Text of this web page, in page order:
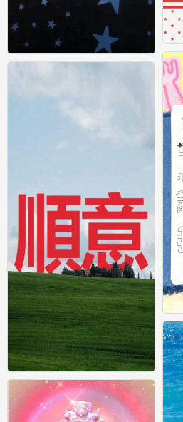
壁
壁纸
0